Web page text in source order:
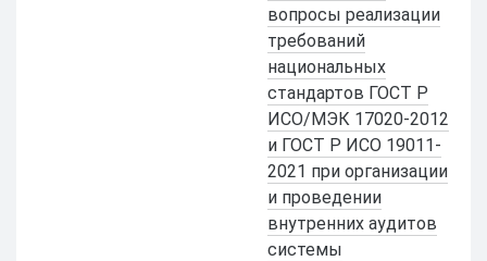
вопросы реализации
требований
национальных
стандартов ГОСТ Р
ИСО/МЭК 17020-2012
и ГОСТ Р ИСО 19011-
2021 при организации
и проведении
внутренних аудитов
системы